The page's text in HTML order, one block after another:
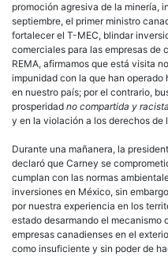
promoción agresiva de la minería,
septiembre, el primer ministro
fortalecer el T-MEC, blindar
comerciales para las empresas de
REMA, afirmamos que está visita
impunidad con la que han
en nuestro país; por el contrario,
prosperidad no compartida y racista
y en la violación a los derechos de
Durante una mañanera, la
declaró que Carney se
cumplan con las normas
inversiones en México, sin
por nuestra experiencia en los
estado desarmando el mecanismo
empresas canadienses en el
como insuficiente y sin poder de